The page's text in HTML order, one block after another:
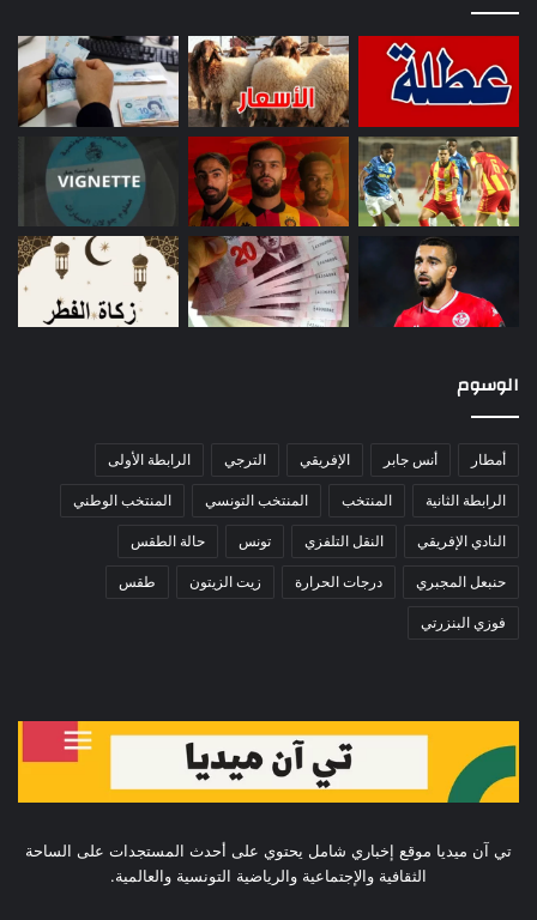
الوسوم
أمطار أنس جابر الإفريقي الترجي الرابطة الأولى
الرابطة الثانية المنتخب المنتخب التونسي المنتخب الوطني
النادي الإفريقي النقل التلفزي تونس حالة الطقس
حنبعل المجبري درجات الحرارة زيت الزيتون طقس
فوزي البنزرتي
تي آن ميديا موقع إخباري شامل يحتوي على أحدث المستجدات على الساحة
الثقافية والإجتماعية والرياضية التونسية والعالمية.